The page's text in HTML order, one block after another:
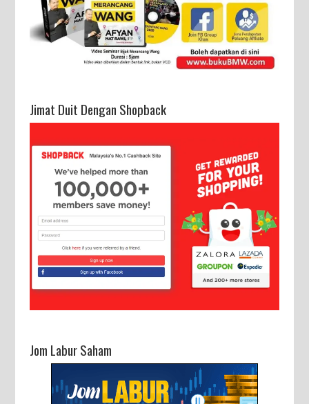
Jimat Duit Dengan Shopback
Jom Labur Saham